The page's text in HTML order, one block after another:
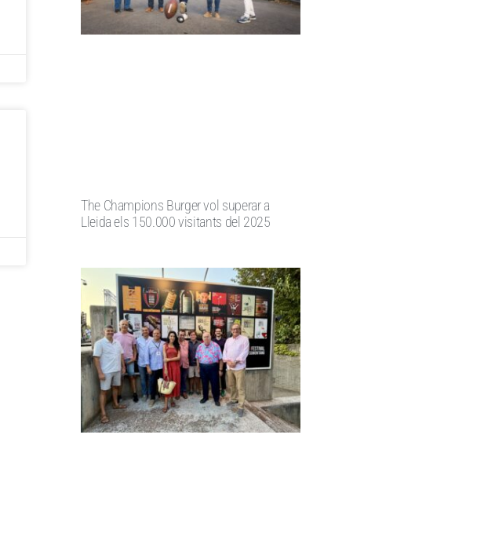
The Champions Burger vol superar a
Lleida els 150.000 visitants del 2025